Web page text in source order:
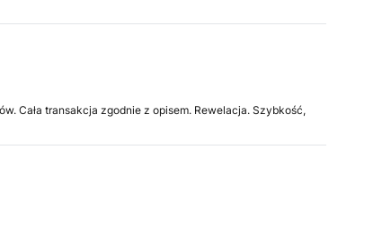
Cała transakcja zgodnie z opisem. Rewelacja. Szybkość,